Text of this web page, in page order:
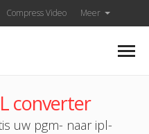
Compress Video Meer
converter
uw pgm- naar ipl-